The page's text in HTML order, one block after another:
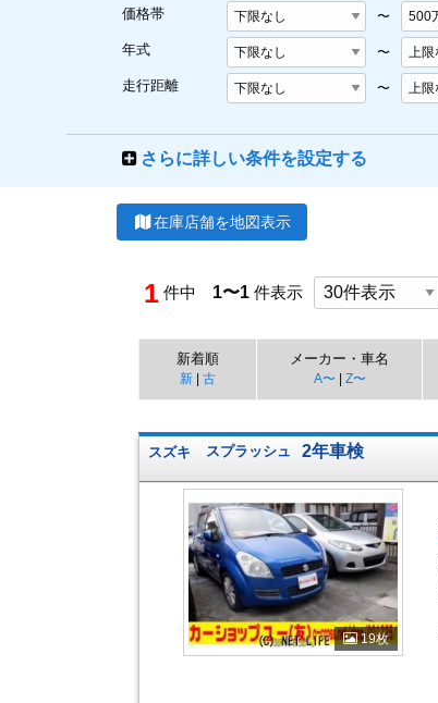
価格帯 〜
年式 〜
走行距離 〜
さらに詳しい条件を設定する
在庫店舗を地図表示
1 件中 1〜1 件表示
新着順
新 | 古
メーカー・車名
A〜| Z〜
スズキ スプラッシュ 2年車検
19枚